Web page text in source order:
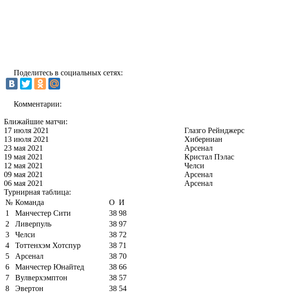
Поделитесь в социальных сетях:
Комментарии:
Ближайшие матчи:
17 июля 2021
Глазго Рейнджерс
13 июля 2021
Хиберниан
23 мая 2021
Арсенал
19 мая 2021
Кристал Пэлас
12 мая 2021
Челси
09 мая 2021
Арсенал
06 мая 2021
Арсенал
Турнирная таблица:
№ Команда О И
1
Манчестер Сити 38 98
2
Ливерпуль 38 97
3
Челси 38 72
4
Тоттенхэм Хотспур 38 71
5
Арсенал 38 70
6
Манчестер Юнайтед 38 66
7
Вулверхэмптон 38 57
8
Эвертон 38 54